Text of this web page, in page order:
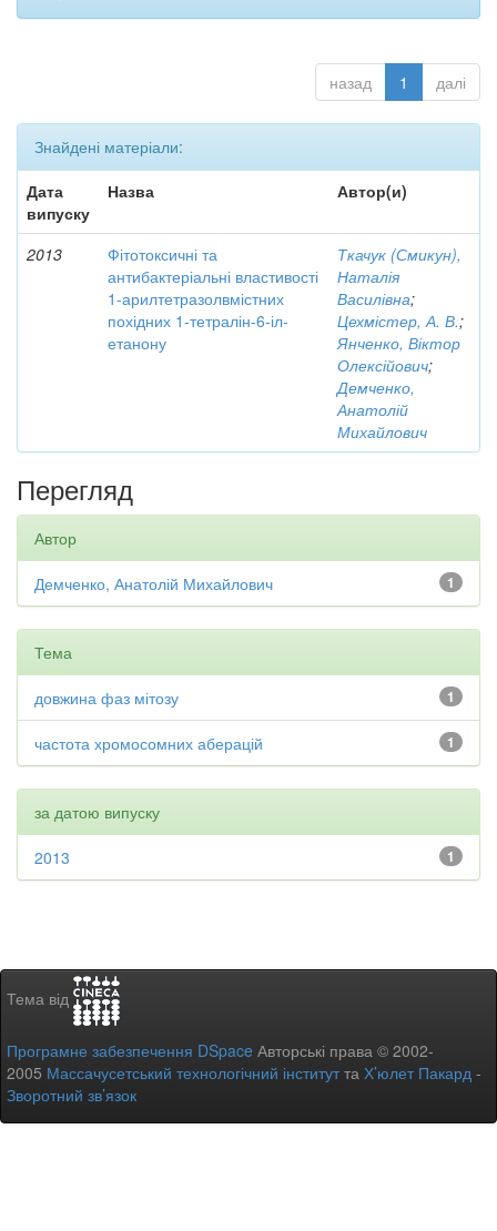
назад 1 далі
Знайдені матеріали:
Дата
випуску
Назва Автор(и)
2013
Фітотоксичні та
антибактеріальні властивості
1-арилтетразолвмістних
похідних 1-тетралін-6-іл-
етанону
Ткачук (Смикун),
Наталія
Василівна;
Цехмістер, А. В.;
Янченко, Віктор
Олексійович;
Демченко,
Анатолій
Михайлович
Перегляд
Автор
1
Демченко, Анатолій Михайлович
Тема
1
довжина фаз мітозу
1
частота хромосомних аберацій
за датою випуску
1
2013
Тема від
Програмне забезпечення DSpace Авторські права © 2002-
2005 Массачусетський технологічний інститутта Х’юлет Пакард -
Зворотний зв’язок